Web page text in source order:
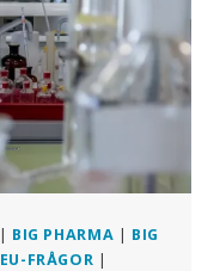
| BIG PHARMA | BIG
EU-FRÅGOR |